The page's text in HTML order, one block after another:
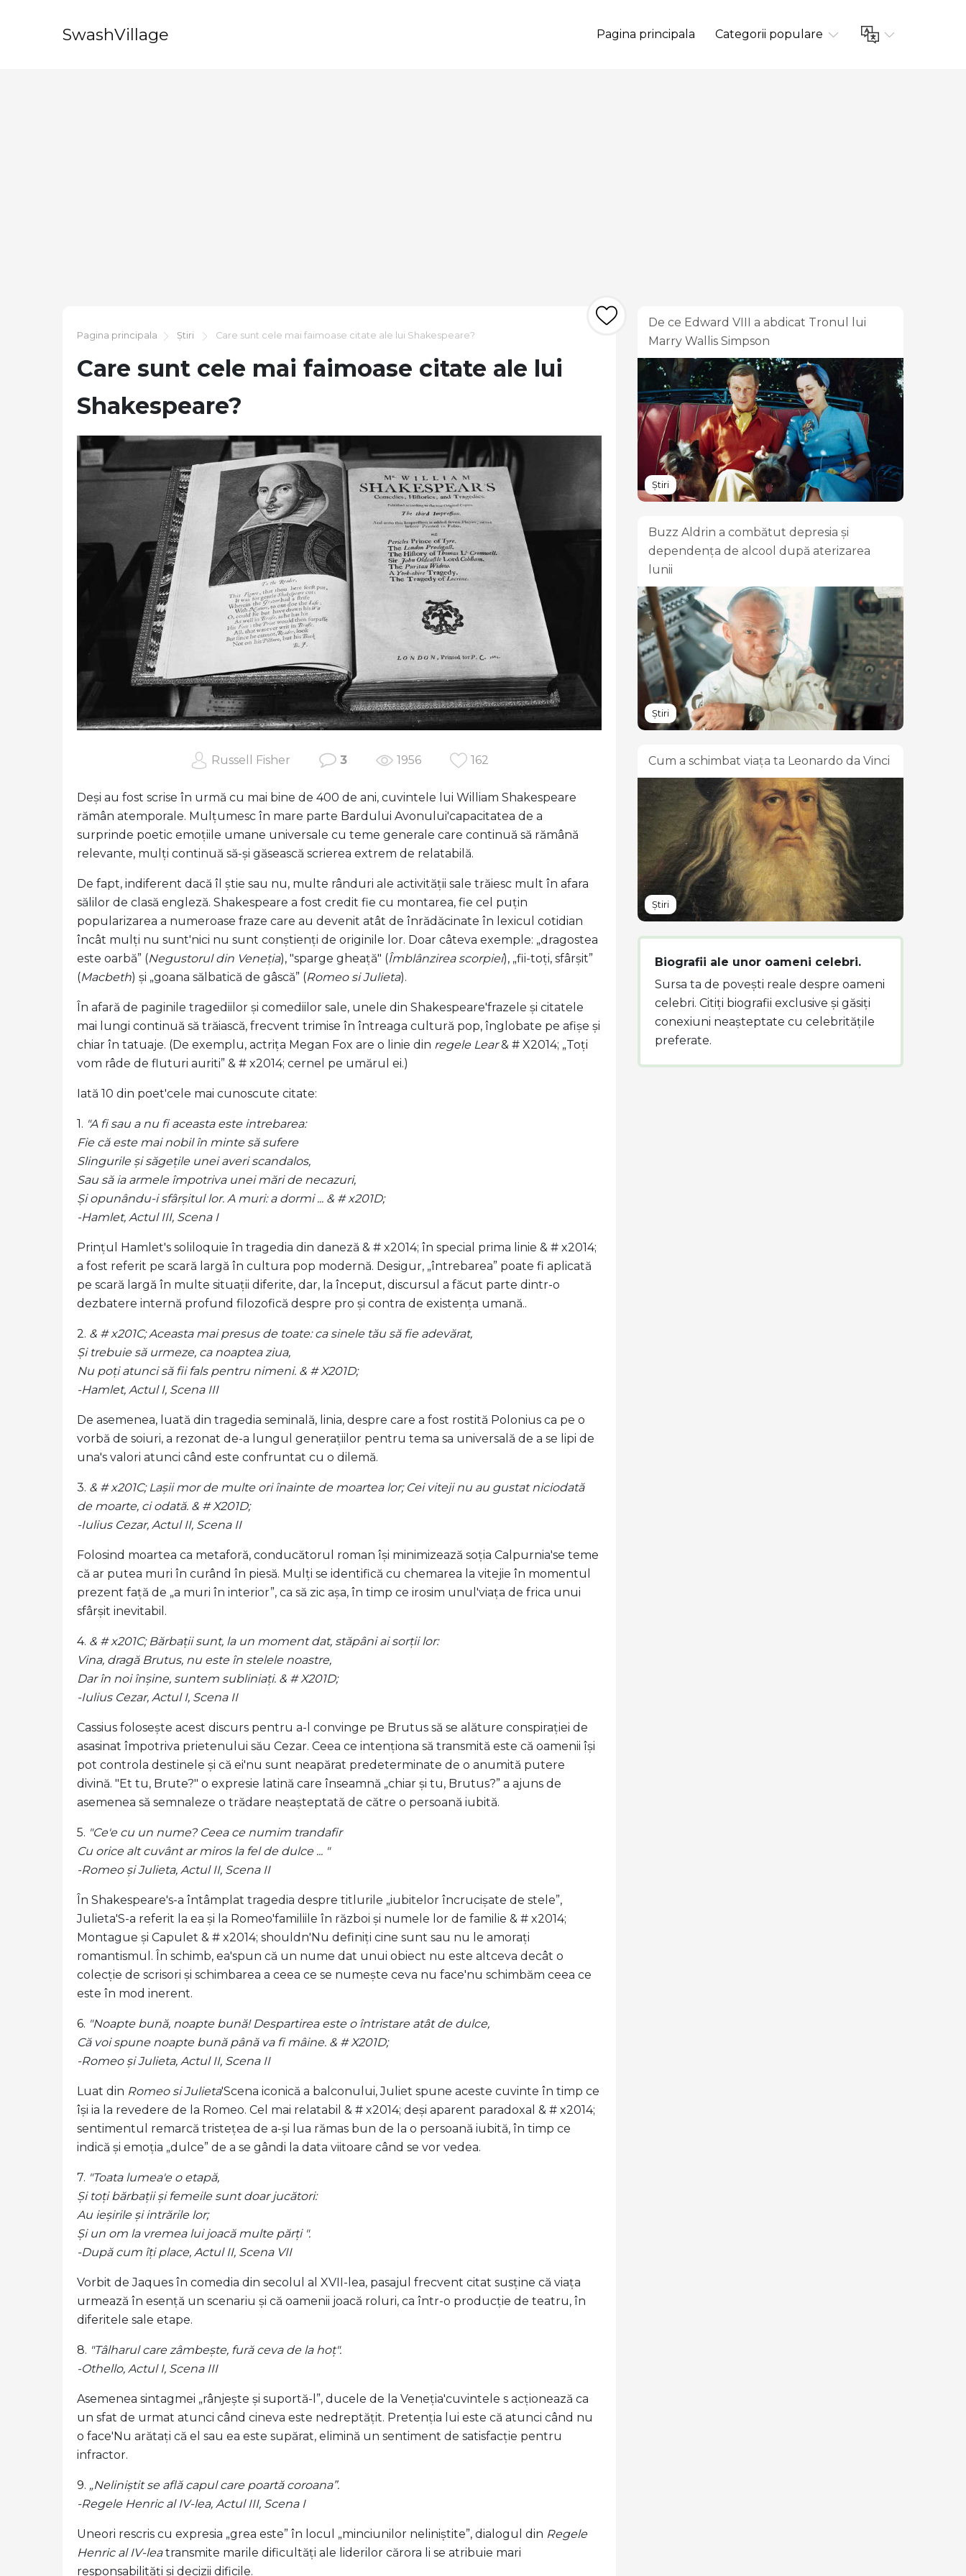
SwashVillage Pagina principala Categorii populare
Pagina principala Știri Care sunt cele mai faimoase citate ale lui Shakespeare?
Care sunt cele mai faimoase citate ale lui
Shakespeare?
Russell Fisher 3 1956 162
Deși au fost scrise în urmă cu mai bine de 400 de ani, cuvintele lui William Shakespeare
rămân atemporale. Mulțumesc în mare parte Bardului Avonului'capacitatea de a
surprinde poetic emoțiile umane universale cu teme generale care continuă să rămână
relevante, mulți continuă să-și găsească scrierea extrem de relatabilă.
De fapt, indiferent dacă îl știe sau nu, multe rânduri ale activității sale trăiesc mult în afara
sălilor de clasă engleză. Shakespeare a fost credit fie cu montarea, fie cel puțin
popularizarea a numeroase fraze care au devenit atât de înrădăcinate în lexicul cotidian
încât mulți nu sunt'nici nu sunt conștienți de originile lor. Doar câteva exemple: „dragostea
este oarbă” (Negustorul din Veneția), "sparge gheață" (Îmblânzirea scorpiei), „fii-toți, sfârșit”
(Macbeth) și „goana sălbatică de gâscă” (Romeo si Julieta).
În afară de paginile tragediilor și comediilor sale, unele din Shakespeare'frazele și citatele
mai lungi continuă să trăiască, frecvent trimise în întreaga cultură pop, înglobate pe afișe și
chiar în tatuaje. (De exemplu, actrița Megan Fox are o linie din regele Lear& # X2014; „Toți
vom râde de fluturi auriti” & # x2014; cernel pe umărul ei.)
Iată 10 din poet'cele mai cunoscute citate:
1. "A fi sau a nu fi aceasta este intrebarea:
Fie că este mai nobil în minte să sufere
Slingurile și săgețile unei averi scandalos,
Sau să ia armele împotriva unei mări de necazuri,
Și opunându-i sfârșitul lor. A muri: a dormi ... & # x201D;
-Hamlet, Actul III, Scena I
Prințul Hamlet's soliloquie în tragedia din daneză & # x2014; în special prima linie & # x2014;
a fost referit pe scară largă în cultura pop modernă. Desigur, „întrebarea” poate fi aplicată
pe scară largă în multe situații diferite, dar, la început, discursul a făcut parte dintr-o
dezbatere internă profund filozofică despre pro și contra de existența umană..
2. & # x201C; Aceasta mai presus de toate: ca sinele tău să fie adevărat,
Și trebuie să urmeze, ca noaptea ziua,
Nu poți atunci să fii fals pentru nimeni. & # X201D;
-Hamlet, Actul I, Scena III
De asemenea, luată din tragedia seminală, linia, despre care a fost rostită Polonius ca pe o
vorbă de soiuri, a rezonat de-a lungul generațiilor pentru tema sa universală de a se lipi de
una's valori atunci când este confruntat cu o dilemă.
3. & # x201C; Lașii mor de multe ori înainte de moartea lor; Cei viteji nu au gustat niciodată
de moarte, ci odată. & # X201D;
-Iulius Cezar, Actul II, Scena II
Folosind moartea ca metaforă, conducătorul roman își minimizează soția Calpurnia'se teme
că ar putea muri în curând în piesă. Mulți se identifică cu chemarea la vitejie în momentul
prezent față de „a muri în interior”, ca să zic așa, în timp ce irosim unul'viața de frica unui
sfârșit inevitabil.
4. & # x201C; Bărbații sunt, la un moment dat, stăpâni ai sorții lor:
Vina, dragă Brutus, nu este în stelele noastre,
Dar în noi înșine, suntem subliniați. & # X201D;
-Iulius Cezar, Actul I, Scena II
Cassius folosește acest discurs pentru a-l convinge pe Brutus să se alăture conspirației de
asasinat împotriva prietenului său Cezar. Ceea ce intenționa să transmită este că oamenii își
pot controla destinele și că ei'nu sunt neapărat predeterminate de o anumită putere
divină. "Et tu, Brute?" o expresie latină care înseamnă „chiar și tu, Brutus?” a ajuns de
asemenea să semnaleze o trădare neașteptată de către o persoană iubită.
5. "Ce'e cu un nume? Ceea ce numim trandafir
Cu orice alt cuvânt ar miros la fel de dulce ... "
-Romeo și Julieta, Actul II, Scena II
În Shakespeare's-a întâmplat tragedia despre titlurile „iubitelor încrucișate de stele”,
Julieta'S-a referit la ea și la Romeo'familiile în război și numele lor de familie & # x2014;
Montague și Capulet & # x2014; shouldn'Nu definiți cine sunt sau nu le amorați
romantismul. În schimb, ea'spun că un nume dat unui obiect nu este altceva decât o
colecție de scrisori și schimbarea a ceea ce se numește ceva nu face'nu schimbăm ceea ce
este în mod inerent.
6. "Noapte bună, noapte bună! Despartirea este o întristare atât de dulce,
Că voi spune noapte bună până va fi mâine. & # X201D;
-Romeo și Julieta, Actul II, Scena II
Luat din Romeo si Julieta'Scena iconică a balconului, Juliet spune aceste cuvinte în timp ce
își ia la revedere de la Romeo. Cel mai relatabil & # x2014; deși aparent paradoxal & # x2014;
sentimentul remarcă tristețea de a-și lua rămas bun de la o persoană iubită, în timp ce
indică și emoția „dulce” de a se gândi la data viitoare când se vor vedea.
7. "Toata lumea'e o etapă,
Și toți bărbații și femeile sunt doar jucători:
Au ieșirile și intrările lor;
Și un om la vremea lui joacă multe părți ".
-După cum îți place, Actul II, Scena VII
Vorbit de Jaques în comedia din secolul al XVII-lea, pasajul frecvent citat susține că viața
urmează în esență un scenariu și că oamenii joacă roluri, ca într-o producție de teatru, în
diferitele sale etape.
8. "Tâlharul care zâmbește, fură ceva de la hoț".
-Othello, Actul I, Scena III
Asemenea sintagmei „rânjește și suportă-l”, ducele de la Veneția'cuvintele s acționează ca
un sfat de urmat atunci când cineva este nedreptățit. Pretenția lui este că atunci când nu
o face'Nu arătați că el sau ea este supărat, elimină un sentiment de satisfacție pentru
infractor.
9. „Neliniștit se află capul care poartă coroana”.
-Regele Henric al IV-lea, Actul III, Scena I
Uneori rescris cu expresia „grea este” în locul „minciunilor neliniștite”, dialogul din Regele
Henric al IV-leatransmite marile dificultăți ale liderilor cărora li se atribuie mari
responsabilități și decizii dificile.
De ce Edward VIII a abdicat Tronul lui
Marry Wallis Simpson
Știri
Buzz Aldrin a combătut depresia și
dependența de alcool după aterizarea
lunii
Știri
Cum a schimbat viața ta Leonardo da Vinci
Știri
Biografii ale unor oameni celebri.
Sursa ta de povești reale despre oameni
celebri. Citiți biografii exclusive și găsiți
conexiuni neașteptate cu celebritățile
preferate.